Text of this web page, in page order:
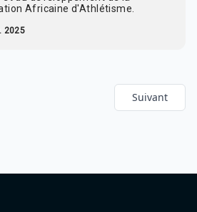
Africaine d'Athlétisme.
2025
Suivant